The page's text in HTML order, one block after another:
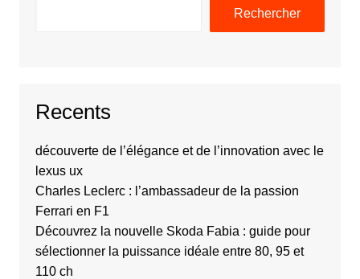
Rechercher
Recents
découverte de l’élégance et de l’innovation avec le
lexus ux
Charles Leclerc : l’ambassadeur de la passion
Ferrari en F1
Découvrez la nouvelle Skoda Fabia : guide pour
sélectionner la puissance idéale entre 80, 95 et
110 ch